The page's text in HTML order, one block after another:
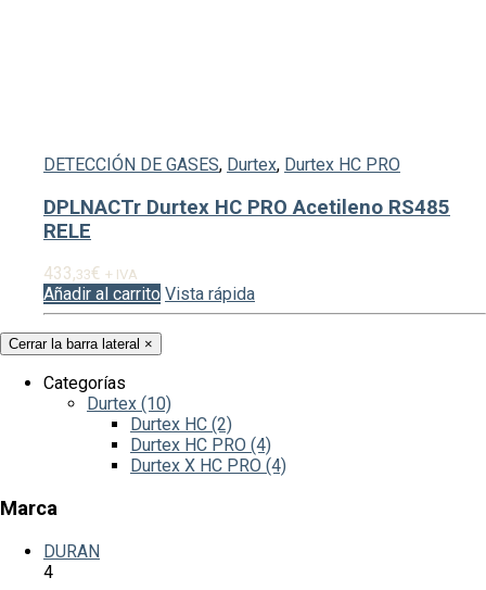
DETECCIÓN DE GASES, Durtex, Durtex HC PRO
DPLNACTr Durtex HC PRO Acetileno RS485
RELE
433,33€ + IVA
Añadir al carrito Vista rápida
Cerrar la barra lateral ×
Categorías
Durtex (10)
Durtex HC (2)
Durtex HC PRO (4)
Durtex X HC PRO (4)
Marca
DURAN
4